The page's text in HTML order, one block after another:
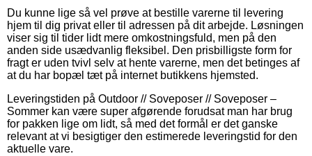
Du kunne lige så vel prøve at bestille varerne til levering
hjem til dig privat eller til adressen på dit arbejde. Løsningen
viser sig til tider lidt mere omkostningsfuld, men på den
anden side usædvanlig fleksibel. Den prisbilligste form for
fragt er uden tvivl selv at hente varerne, men det betinges af
at du har bopæl tæt på internet butikkens hjemsted.
Leveringstiden på Outdoor // Soveposer // Soveposer –
Sommer kan være super afgørende forudsat man har brug
for pakken lige om lidt, så med det formål er det ganske
relevant at vi besigtiger den estimerede leveringstid for den
aktuelle vare.